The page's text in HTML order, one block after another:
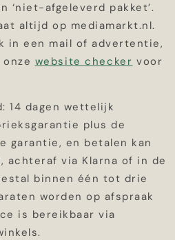
‘niet-afgeleverd pakket’.
altijd op mediamarkt.nl.
in een mail of advertentie,
website checker voor
14 dagen wettelijk
plus de
garantie, en betalen kan
achteraf via Klarna of in de
binnen één tot drie
worden op afspraak
is bereikbaar via